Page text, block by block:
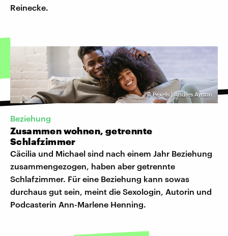
Reinecke.
©Pexels | Andres Ayrton
Beziehung
Zusammen wohnen, getrennte
Schlafzimmer
Cäcilia und Michael sind nach einem Jahr Beziehung
zusammengezogen, haben aber getrennte
Schlafzimmer. Für eine Beziehung kann sowas
durchaus gut sein, meint die Sexologin, Autorin und
Podcasterin Ann-Marlene Henning.